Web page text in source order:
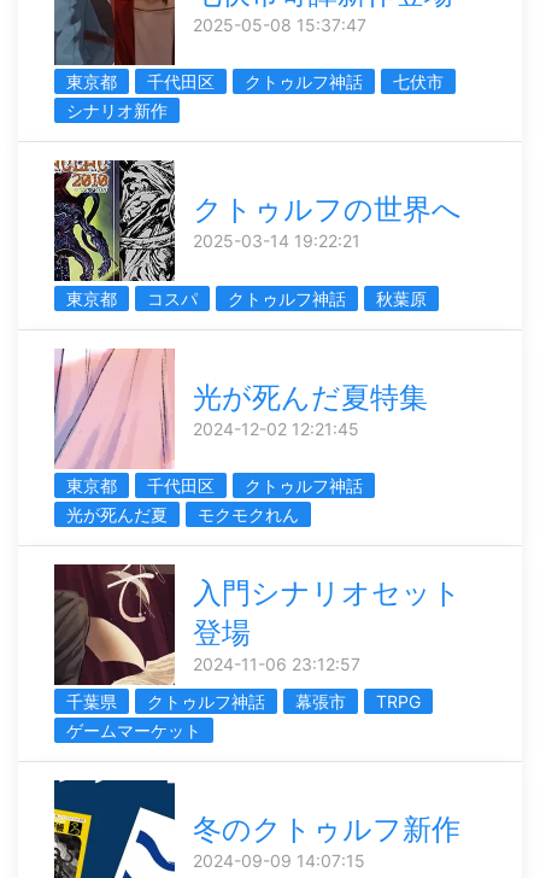
2025-05-08 15:37:47
東京都 千代田区 クトゥルフ神話
七伏市
シナリオ新作
クトゥルフの世界へ
2025-03-14 19:22:21
東京都 コスパ クトゥルフ神話 秋葉原
光が死んだ夏特集
2024-12-02 12:21:45
東京都 千代田区
クトゥルフ神話
光が死んだ夏
モクモクれん
入門シナリオセット
登場
2024-11-06 23:12:57
千葉県
クトゥルフ神話 幕張市
TRPG
ゲームマーケット
冬のクトゥルフ新作
2024-09-09 14:07:15